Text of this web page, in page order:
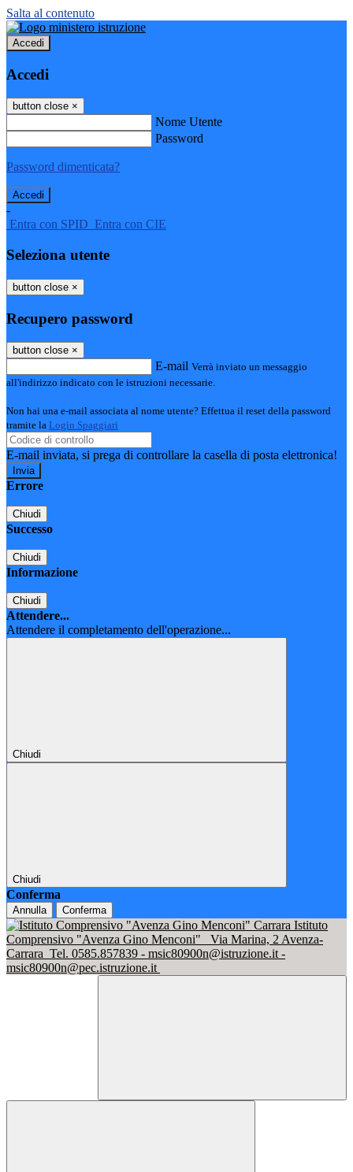
Salta al contenuto
Accedi
Accedi
button close ×
Nome Utente
Password
Password dimenticata?
-
Entra con SPID Entra con CIE
Seleziona utente
button close ×
Recupero password
button close ×
E-mail Verrà inviato un messaggio
all'indirizzo indicato con le istruzioni necessarie.
Non hai una e-mail associata al nome utente? Effettua il reset della password
tramite la Login Spaggiari
E-mail inviata, si prega di controllare la casella di posta elettronica!
Errore
Chiudi
Successo
Chiudi
Informazione
Chiudi
Attendere...
Attendere il completamento dell'operazione...
Chiudi
Chiudi
Conferma
Annulla Conferma
Istituto
Comprensivo "Avenza Gino Menconi"
Via Marina, 2 Avenza-
Carrara Tel. 0585.857839 - msic80900n@istruzione.it -
msic80900n@pec.istruzione.it